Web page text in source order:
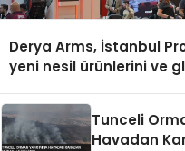
Derya Arms, İstanbul
yeni nesil ürünlerini ve
Tunceli
Havadan